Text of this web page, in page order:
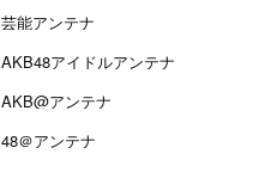
芸能アンテナ
AKB48アイドルアンテナ
AKB@アンテナ
48＠アンテナ